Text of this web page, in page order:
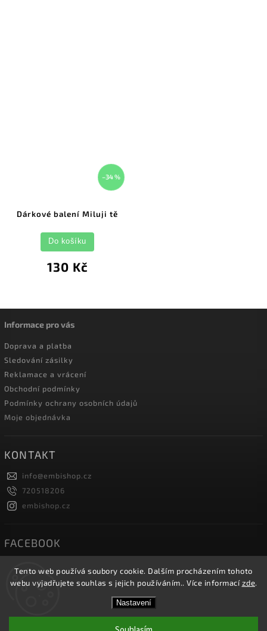
Tento web používá soubory cookie. Dalším procházením tohoto
webu vyjadřujete souhlas s jejich používáním.. Více informacízde.
Nastavení
–34 %
Dárkové balení Miluji tě
130 Kč
Do košíku
Informace pro vás
Doprava a platba
Sledování zásilky
Reklamace a vrácení
Obchodní podmínky
Podmínky ochrany osobních údajů
Moje objednávka
KONTAKT
info@embishop.cz
720518206
embishop.cz
FACEBOOK
Embishop.cz. Všechna práva vyhrazena.
Shoptet| DesignShoptak.cz.